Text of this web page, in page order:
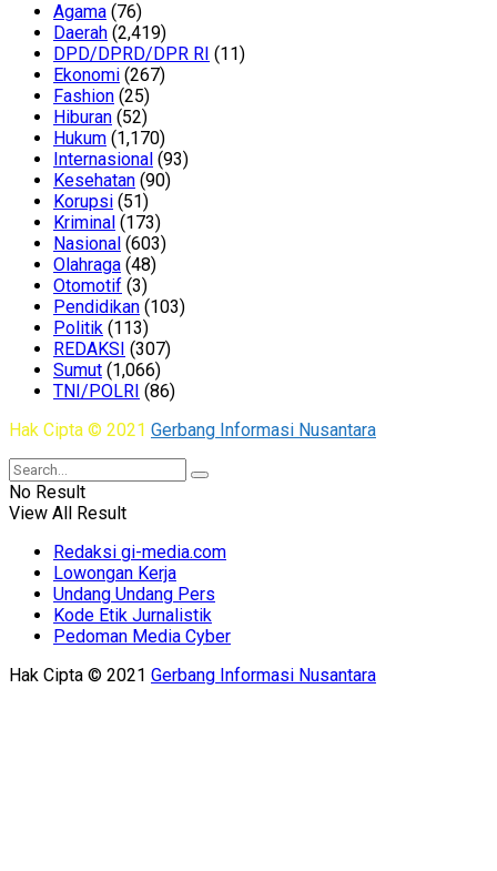
Agama (76)
Daerah (2,419)
DPD/DPRD/DPR RI (11)
Ekonomi (267)
Fashion (25)
Hiburan (52)
Hukum (1,170)
Internasional (93)
Kesehatan (90)
Korupsi (51)
Kriminal (173)
Nasional (603)
Olahraga (48)
Otomotif (3)
Pendidikan (103)
Politik (113)
REDAKSI (307)
Sumut (1,066)
TNI/POLRI (86)
Hak Cipta © 2021 Gerbang Informasi Nusantara
No Result
View All Result
Redaksi gi-media.com
Lowongan Kerja
Undang Undang Pers
Kode Etik Jurnalistik
Pedoman Media Cyber
Hak Cipta © 2021 Gerbang Informasi Nusantara